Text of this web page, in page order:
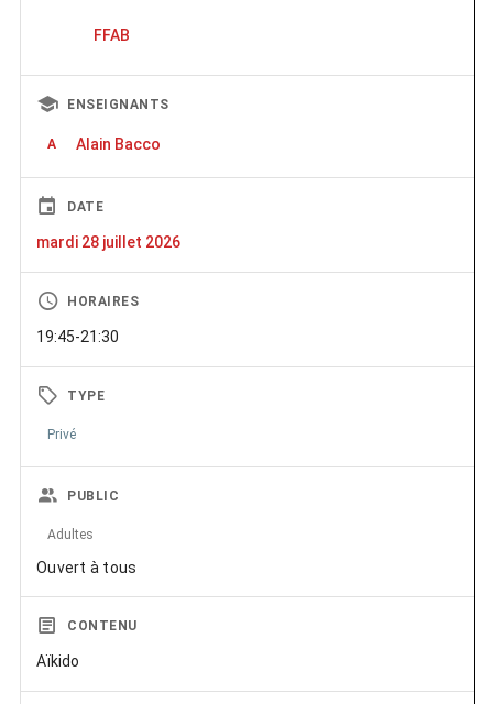
FFAB
ENSEIGNANTS
A Alain Bacco
DATE
mardi 28 juillet 2026
HORAIRES
19:45-21:30
TYPE
Privé
PUBLIC
Adultes
Ouvert à tous
CONTENU
Aïkido